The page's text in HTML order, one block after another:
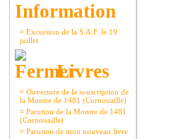
Information
¤ Excursion de la S.A.F. le 19
juillet
Livres
¤ Ouverture de la souscription de
la Montre de 1481 (Cornouaille)
¤ Parution de la Montre de 1481
(Cornouaille)
¤ Parution de mon nouveau livre